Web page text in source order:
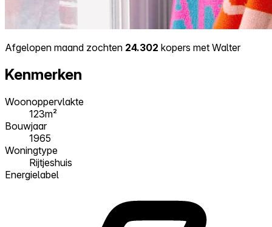
Afgelopen maand zochten 24.302 kopers met Walter
Kenmerken
Woonoppervlakte
123m²
Bouwjaar
1965
Woningtype
Rijtjeshuis
Energielabel